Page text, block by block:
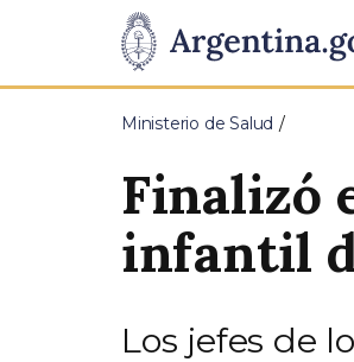
Presidencia
de
Pasar al contenido principal
Ministerio de Salud
Finalizó
infantil
Los jefes de